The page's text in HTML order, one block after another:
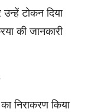
टोकन दिया
की जानकारी
निराकरण किया